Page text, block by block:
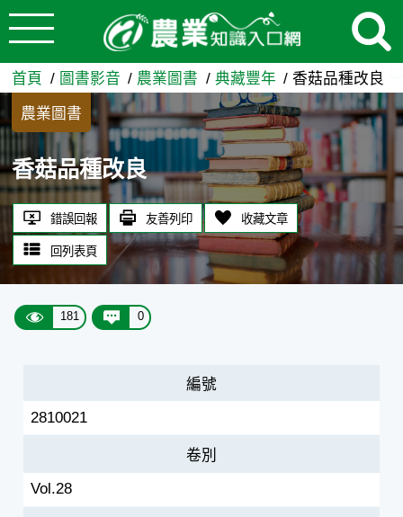
跳到主要內容
香菇品種改良 - 農業知識入口
首頁 圖書影音 農業圖書 典藏豐年 香菇品種改良
農業圖書
香菇品種改良
錯誤回報 友善列印 收藏文章
回列表頁
181 0
編號
2810021
卷別
Vol.28